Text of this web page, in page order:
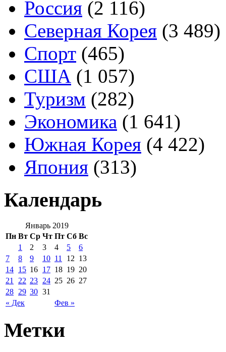
Россия (2 116)
Северная Корея (3 489)
Спорт (465)
США (1 057)
Туризм (282)
Экономика (1 641)
Южная Корея (4 422)
Япония (313)
Календарь
Январь 2019
Пн Вт Ср Чт Пт Сб Вс
« Дек Фев »
1 2 3 4 5
6
7
8 9 10 11 12 13
14 15 16 17 18 19 20
21
22 23 24 25 26 27
28 29 30 31
Метки